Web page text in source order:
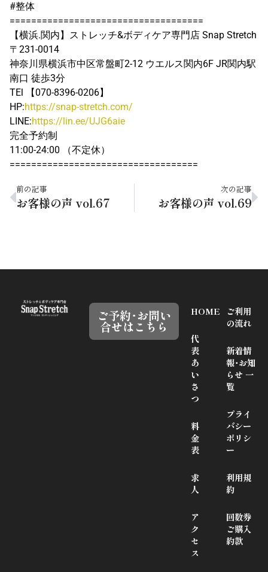
#整体
====================================
【横浜.関内】ストレッチ&ボディケア専門店 Snap Stretch
〒231-0014
神奈川県横浜市中区常盤町2-12 ウエルス関内6F JR関内駅
南口 徒歩3分
TEl 【070-8396-0206】
HP:https://snap-stretch.com/
LINE:https://lin.ee/UJG6aie
完全予約制
11:00-24:00 （不定休）
===================================
前の記事
お客様の声 vol.67
次の記事
お客様の声 vol.69
HOME
代
表
あ
い
さ
つ
料
金
表
求
人
ア
ク
セ
ス
ご利用
の流れ
新着情
報･お知
らせ 一
覧
プライ
バシー
ポリシ
ー
利用規
約
回数券
ご購入
約款
ご予約･お問い
合せはこちら